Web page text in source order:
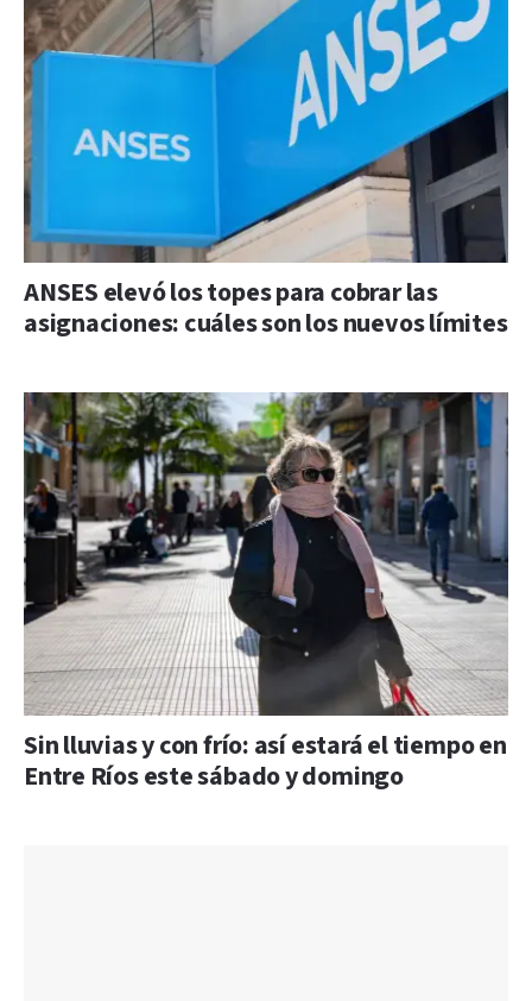
ANSES elevó los topes para cobrar las
asignaciones: cuáles son los nuevos límites
Sin lluvias y con frío: así estará el tiempo en
Entre Ríos este sábado y domingo